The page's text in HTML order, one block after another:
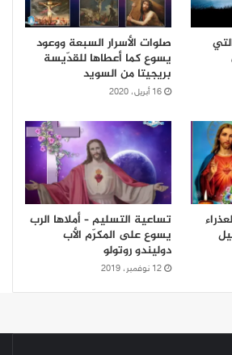
صلوات الأسرار السبعة ووعود
يسوع كما أعطاها للقدّيسة
بريجيتا من السويد
16 أبريل، 2020
تساعية التسليم – أملاها الرب
يسوع على المكرّم الأب
دوليندو روتولو
12 نوفمبر، 2019